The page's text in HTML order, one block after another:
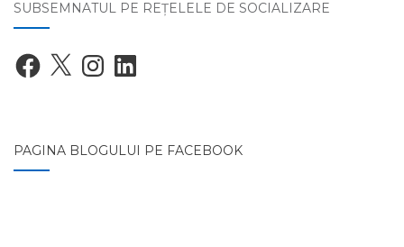
SUBSEMNATUL PE REŢELELE DE SOCIALIZARE
Facebook
X InstagramLinkedIn
PAGINA BLOGULUI PE FACEBOOK